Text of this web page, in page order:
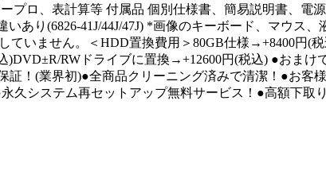
プロ、表計算等 付属品 個別仕様書、簡易説明書、
あり(6826-41J/44J/47J) *画像のキーボード、マウス
ていません。＜HDD置換費用＞80GB仕様→+8400円(
RWドライブに置換→+12600円(税込) ●おま
(業界初)●全商品クリーニング済みで清潔！●お客様
久システム再セットアップ無料サービス！●高額下取